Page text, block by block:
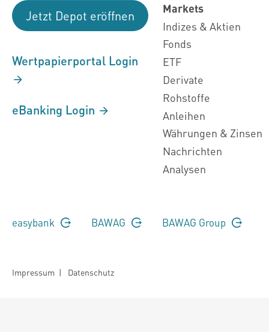
Jetzt Depot eröffnen
Wertpapierportal Login
eBanking Login
Markets
Indizes & Aktien
Fonds
ETF
Derivate
Rohstoffe
Anleihen
Währungen & Zinsen
Nachrichten
Analysen
easybank BAWAG BAWAG Group
Impressum | Datenschutz